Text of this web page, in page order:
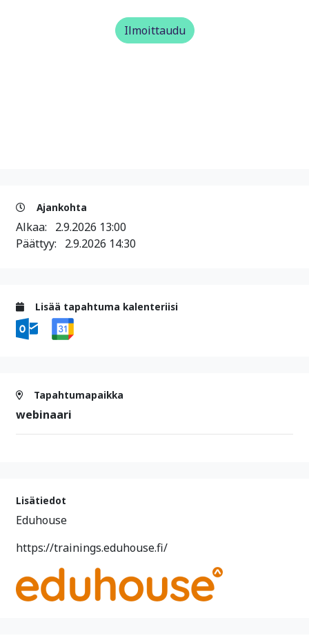
Ilmoittaudu
Ajankohta
Alkaa: 2.9.2026 13:00
Päättyy: 2.9.2026 14:30
Lisää tapahtuma kalenteriisi
Tapahtumapaikka
webinaari
Lisätiedot
Eduhouse
https://trainings.eduhouse.fi/